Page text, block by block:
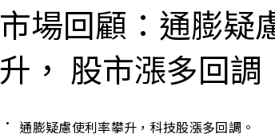
市場回顧：通膨疑
升， 股市漲多回調
通膨疑慮使利率攀升，科技股漲多回調。